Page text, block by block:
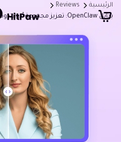
الرئيسية
Reviews
بدائل OpenClaw: تعزيز مجموعة أدوات وكيل الذكاء الاصطناعي الخاص بك